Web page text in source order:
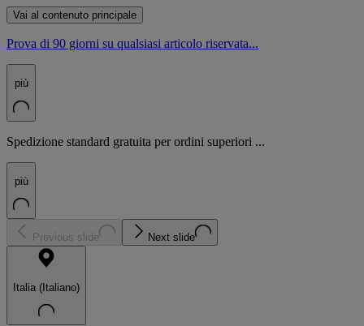
Vai al contenuto principale
Prova di 90 giorni su qualsiasi articolo riservata...
più
Spedizione standard gratuita per ordini superiori ...
più
Previous slide Next slide
Italia (Italiano)